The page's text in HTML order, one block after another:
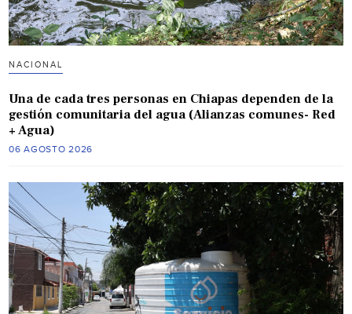
NACIONAL
Una de cada tres personas en Chiapas dependen de la
gestión comunitaria del agua (Alianzas comunes- Red
+ Agua)
06 AGOSTO 2026